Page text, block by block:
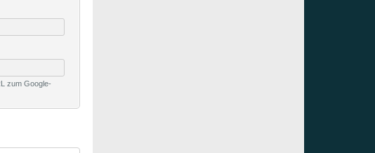
zum Google-